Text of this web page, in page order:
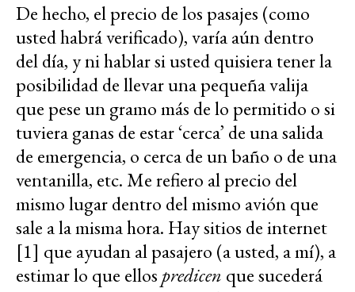
De hecho, el precio de los pasajes (como
usted habrá verificado), varía aún dentro
del día, y ni hablar si usted quisiera tener la
posibilidad de llevar una pequeña valija
que pese un gramo más de lo permitido o si
tuviera ganas de estar ‘cerca’ de una salida
de emergencia, o cerca de un baño o de una
ventanilla, etc. Me refiero al precio del
mismo lugar dentro del mismo avión que
sale a la misma hora. Hay sitios de internet
[1] que ayudan al pasajero (a usted, a mí), a
estimar lo que ellospredicen que sucederá